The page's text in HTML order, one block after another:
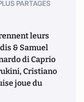
PARTAGES
leurs
& Samuel
di Caprio
Cristiano
joue du